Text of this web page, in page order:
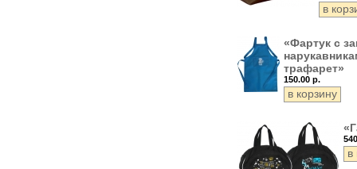
«Фартук с
трафарет»
150.00 р.